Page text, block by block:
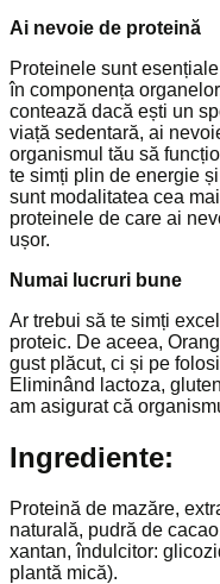
Ai nevoie de proteină
Proteinele sunt
în componența
contează dacă ești un
viață sedentară, ai
organismul tău să
te simți plin de energie
sunt modalitatea cea
proteinele de care ai
ușor.
Numai lucruri bune
Ar trebui să te simți
proteic. De aceea,
gust plăcut, ci și pe
Eliminând lactoza,
am asigurat că
Ingrediente:
Proteină de mazăre,
naturală, pudră de
xantan, îndulcitor:
plantă mică).